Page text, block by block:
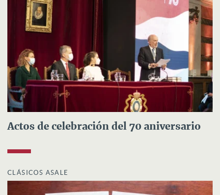
Actos de celebración del 70 aniversario
CLÁSICOS ASALE